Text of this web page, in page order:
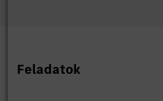
Feladatok